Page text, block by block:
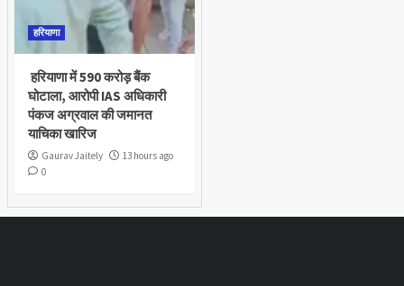
हरियाणा
हरियाणा में 590 करोड़ बैंक
घोटाला, आरोपी IAS अधिकारी
पंकज अग्रवाल की जमानत
याचिका खारिज
Gaurav Jaitely
13 hours ago
0